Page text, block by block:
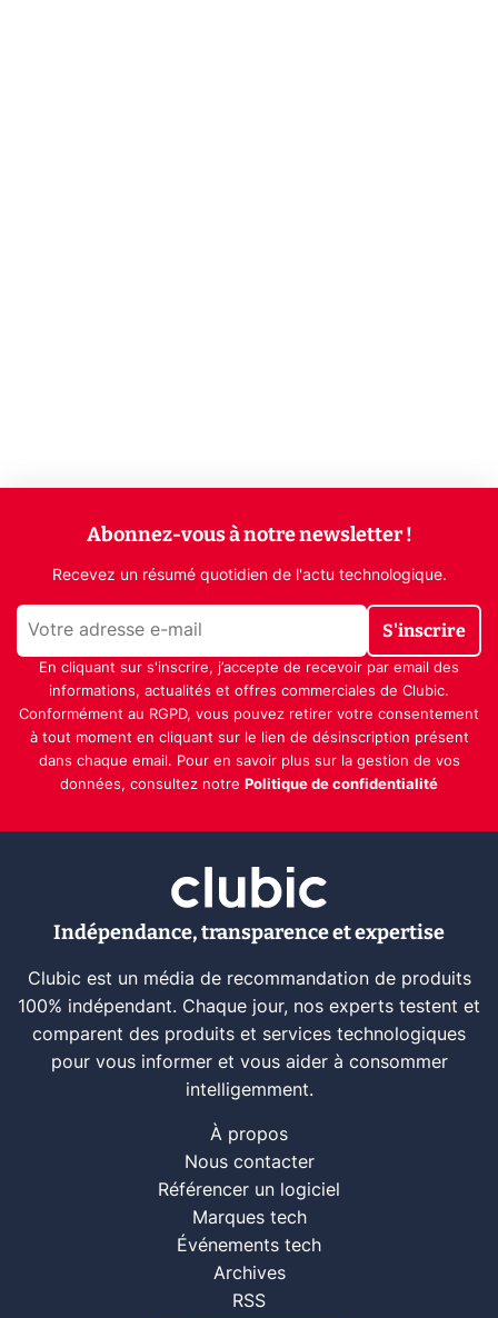
Abonnez-vous à notre newsletter !
Recevez un résumé quotidien de l'actu technologique.
S'inscrire
En cliquant sur s'inscrire, j’accepte de recevoir par email des
informations, actualités et offres commerciales de Clubic.
Conformément au RGPD, vous pouvez retirer votre consentement
à tout moment en cliquant sur le lien de désinscription présent
dans chaque email. Pour en savoir plus sur la gestion de vos
données, consultez notre Politique de confidentialité
Indépendance, transparence et expertise
Clubic est un média de recommandation de produits
100% indépendant. Chaque jour, nos experts testent et
comparent des produits et services technologiques
pour vous informer et vous aider à consommer
intelligemment.
À propos
Nous contacter
Référencer un logiciel
Marques tech
Événements tech
Archives
RSS